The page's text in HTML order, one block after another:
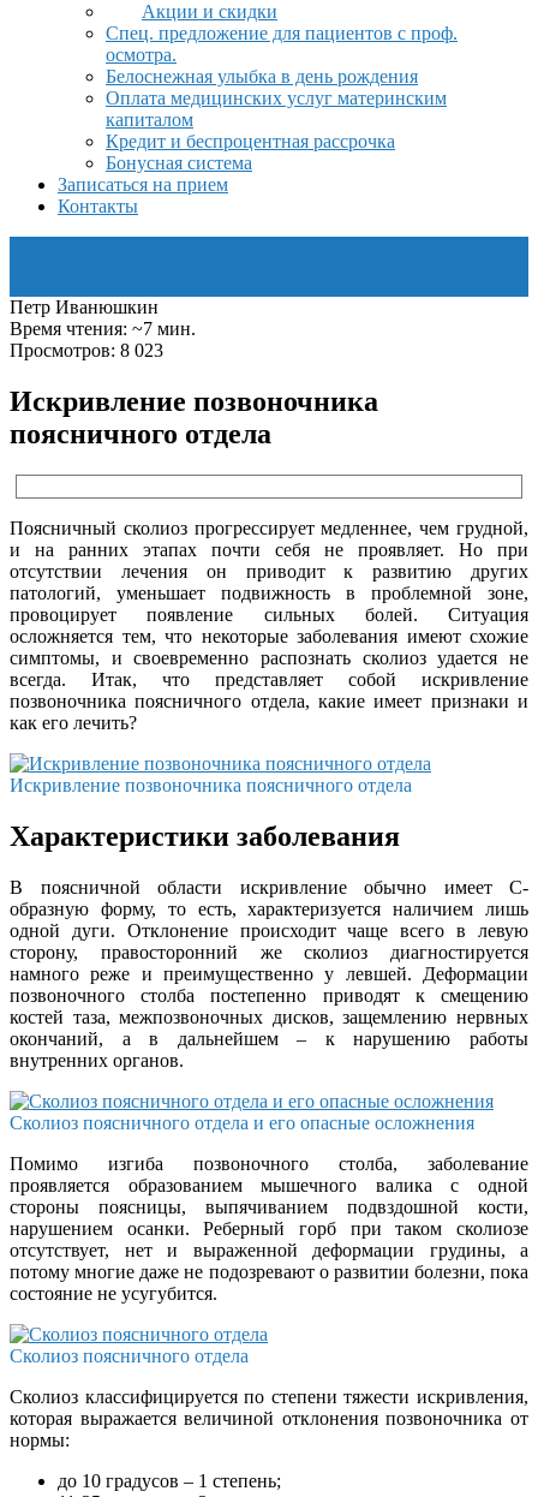
Акции и скидки
Спец. предложение для пациентов с проф.
осмотра.
Белоснежная улыбка в день рождения
Оплата медицинских услуг материнским
капиталом
Кредит и беспроцентная рассрочка
Бонусная система
Записаться на прием
Контакты
Петр Иванюшкин
Время чтения: ~7 мин.
Просмотров: 8 023
Искривление позвоночника
поясничного отдела
Поясничный сколиоз прогрессирует медленнее, чем грудной,
и на ранних этапах почти себя не проявляет. Но при
отсутствии лечения он приводит к развитию других
патологий, уменьшает подвижность в проблемной зоне,
провоцирует появление сильных болей. Ситуация
осложняется тем, что некоторые заболевания имеют схожие
симптомы, и своевременно распознать сколиоз удается не
всегда. Итак, что представляет собой искривление
позвоночника поясничного отдела, какие имеет признаки и
как его лечить?
Искривление позвоночника поясничного отдела
Характеристики заболевания
В поясничной области искривление обычно имеет С-
образную форму, то есть, характеризуется наличием лишь
одной дуги. Отклонение происходит чаще всего в левую
сторону, правосторонний же сколиоз диагностируется
намного реже и преимущественно у левшей. Деформации
позвоночного столба постепенно приводят к смещению
костей таза, межпозвоночных дисков, защемлению нервных
окончаний, а в дальнейшем – к нарушению работы
внутренних органов.
Сколиоз поясничного отдела и его опасные осложнения
Помимо изгиба позвоночного столба, заболевание
проявляется образованием мышечного валика с одной
стороны поясницы, выпячиванием подвздошной кости,
нарушением осанки. Реберный горб при таком сколиозе
отсутствует, нет и выраженной деформации грудины, а
потому многие даже не подозревают о развитии болезни, пока
состояние не усугубится.
Сколиоз поясничного отдела
Сколиоз классифицируется по степени тяжести искривления,
которая выражается величиной отклонения позвоночника от
нормы:
до 10 градусов – 1 степень;